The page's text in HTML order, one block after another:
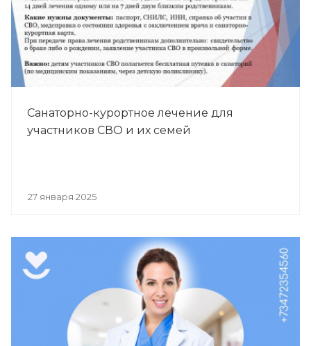
Санаторно-курортное лечение для
участников СВО и их семей
27 января 2025